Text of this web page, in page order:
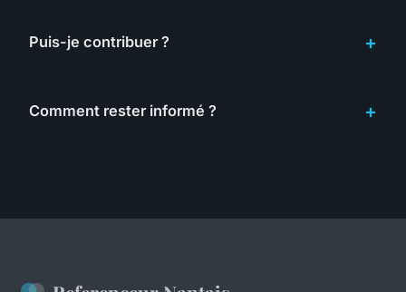
Puis-je contribuer ?
Comment rester informé ?